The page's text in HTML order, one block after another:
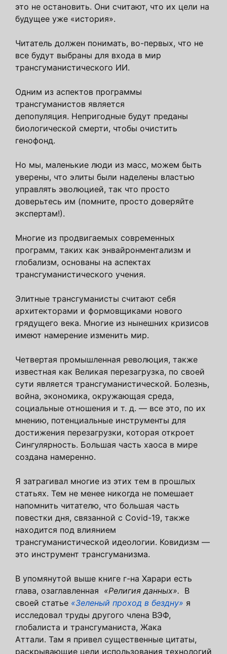
это не остановить. Они считают, что их цели на
будущее уже «история».
Читатель должен понимать, во-первых, что не
все будут выбраны для входа в мир
трансгуманистического ИИ.
Одним из аспектов программы
трансгуманистов является
депопуляция. Непригодные будут преданы
биологической смерти, чтобы очистить
генофонд.
Но мы, маленькие люди из масс, можем быть
уверены, что элиты были наделены властью
управлять эволюцией, так что просто
доверьтесь им (помните, просто доверяйте
экспертам!).
Многие из продвигаемых современных
программ, таких как энвайронментализм и
глобализм, основаны на аспектах
трансгуманистического учения.
Элитные трансгуманисты считают себя
архитекторами и формовщиками нового
грядущего века. Многие из нынешних кризисов
имеют намерение изменить мир.
Четвертая промышленная революция, также
известная как Великая перезагрузка, по своей
сути является трансгуманистической. Болезнь,
война, экономика, окружающая среда,
социальные отношения и т. д. — все это, по их
мнению, потенциальные инструменты для
достижения перезагрузки, которая откроет
Сингулярность. Большая часть хаоса в мире
создана намеренно.
Я затрагивал многие из этих тем в прошлых
статьях. Тем не менее никогда не помешает
напомнить читателю, что большая часть
повестки дня, связанной с Covid-19, также
находится под влиянием
трансгуманистической идеологии. Ковидизм —
это инструмент трансгуманизма.
В упомянутой выше книге г-на Харари есть
глава, озаглавленная «Религия данных». В
своей статье «Зеленый проход в бездну» я
исследовал труды другого члена ВЭФ,
глобалиста и трансгуманиста, Жака
Аттали. Там я привел существенные цитаты,
раскрывающие цели использования технологий